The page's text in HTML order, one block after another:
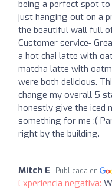
being a perfect spot
just hanging out on a
the beautiful wall full
Customer service-
a hot chai latte with
matcha latte with
were both delicious.
change my overall 5
honestly give the iced
something for me :(
right by the building.
Mitch E Publicada en
Experiencia negativa: